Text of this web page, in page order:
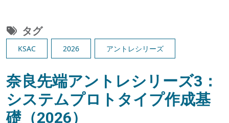
タグ
KSAC 2026 アントレシリーズ
奈良先端アントレシリーズ3：
システムプロトタイプ作成基
礎（2026）